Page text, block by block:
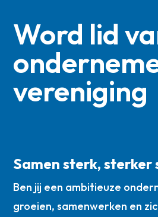
Word lid
vereniging
Samen sterk, sterker
Ben jij een ambitieuze
groeien, samenwerken en